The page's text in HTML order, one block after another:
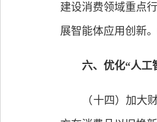
建设消费领域重点
展智能体应用创新
六、优化“人工
（十四）加大财